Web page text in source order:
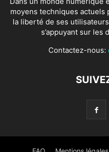
moyens techniques
la liberté de ses
s’appuyant sur les
Contactez-nous: